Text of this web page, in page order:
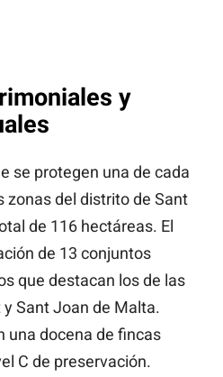
y
se protegen una de cada
zonas del distrito de Sant
de 116 hectáreas. El
de 13 conjuntos
que destacan los de las
Sant Joan de Malta.
una docena de fincas
C de preservación.